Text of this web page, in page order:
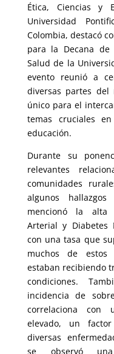
Ética, Ciencias y
Universidad
Colombia, destacó
para la Decana
Salud de la
evento reunió a
diversas partes del
único para el
temas cruciales
educación.
Durante su
relevantes
comunidades
algunos
mencionó la alta
Arterial y Diabetes
con una tasa que
muchos de
estaban recibiendo
condiciones.
incidencia de
correlaciona con
elevado, un
diversas
se observó una